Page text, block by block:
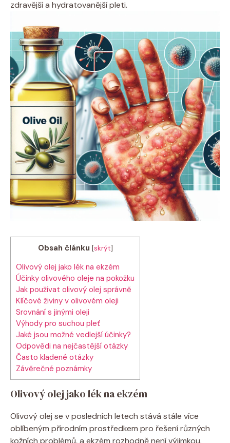
zdravější a hydratovanější pleti.
Obsah článku [skrýt]
Olivový olej jako lék na⁤ ekzém
Účinky olivového oleje na pokožku
Jak⁢ používat⁤ olivový ​olej správně
Klíčové živiny ⁤v olivovém oleji
Srovnání ‌s jinými ​oleji
Výhody pro suchou ‍pleť
Jaké jsou možné vedlejší účinky?
Odpovědi na nejčastější otázky
Často kladené otázky
Závěrečné poznámky
Olivový olej jako lék na⁤ ekzém
Olivový‍ olej se ⁣v posledních letech⁣ stává stále více‌
oblíbeným přírodním‍ prostředkem pro ‍řešení různých
kožních problémů, a ekzém rozhodně⁣ není výjimkou.